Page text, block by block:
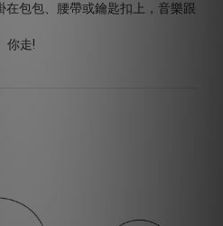
在包包、腰帶或鑰匙扣上，音樂跟
你走!